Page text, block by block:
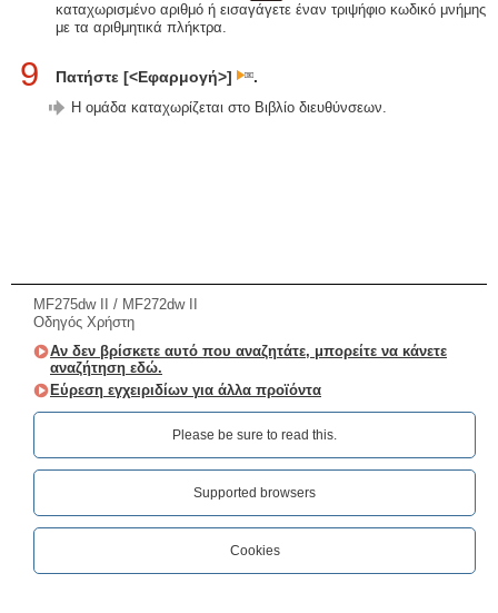
καταχωρισμένο αριθμό ή εισαγάγετε έναν τριψήφιο κωδικό μνήμης
με τα αριθμητικά πλήκτρα.
9 Πατήστε [<Εφαρμογή>] .
Η ομάδα καταχωρίζεται στο Βιβλίο διευθύνσεων.
MF275dw II / MF272dw II
Οδηγός Χρήστη
Αν δεν βρίσκετε αυτό που αναζητάτε, μπορείτε να κάνετε
αναζήτηση εδώ.
Εύρεση εγχειριδίων για άλλα προϊόντα
Please be sure to read this.‎
Supported browsers
Cookies